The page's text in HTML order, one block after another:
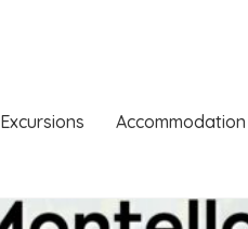
Excursions Accommodation